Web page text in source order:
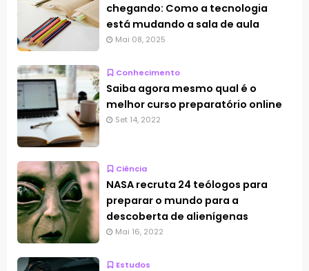
chegando: Como a tecnologia
está mudando a sala de aula
Mai 08, 2025
Conhecimento
Saiba agora mesmo qual é o
melhor curso preparatório online
Set 14, 2022
Ciência
NASA recruta 24 teólogos para
preparar o mundo para a
descoberta de alienígenas
Mai 16, 2022
Estudos